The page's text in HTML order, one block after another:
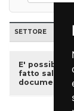
SETTORE
E' possibile
fatto salvo
documento